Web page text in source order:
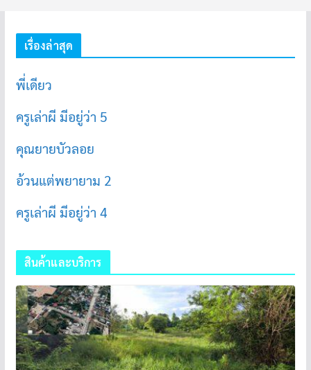
เรื่องล่าสุด
พี่เดียว
ครูเล่าผี มีอยู่ว่า 5
คุณยายบัวลอย
อ้วนแต่พยายาม 2
ครูเล่าผี มีอยู่ว่า 4
สินค้าและบริการ